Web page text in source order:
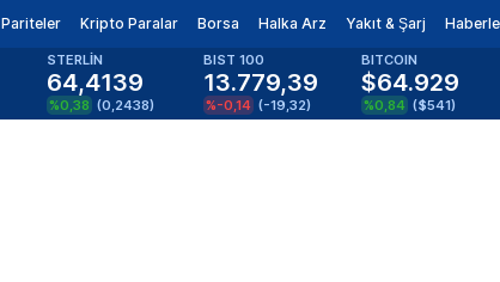
Pariteler Kripto Paralar Borsa Halka Arz Yakıt & Şarj
STERLİN
64,4139
%0,38 (0,2438)
BIST 100
13.779,39
%-0,14 (-19,32)
BITCOIN
$64.929
%0,84 ($541)